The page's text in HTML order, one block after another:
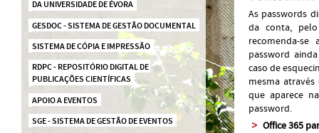
DA UNIVERSIDADE DE ÉVORA
GESDOC - SISTEMA DE GESTÃO DOCUMENTAL
SISTEMA DE CÓPIA E IMPRESSÃO
RDPC - REPOSITÓRIO DIGITAL DE
PUBLICAÇÕES CIENTÍFICAS
APOIO A EVENTOS
SGE - SISTEMA DE GESTÃO DE EVENTOS
As passwords
da conta,
recomenda-
password
caso de
mesma
que aparece
password.
Office 365